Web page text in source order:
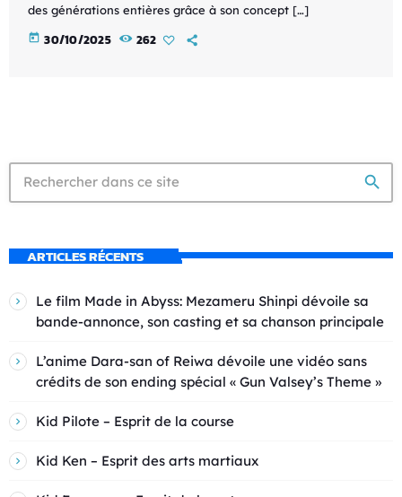
des générations entières grâce à son concept […]
today 30/10/2025 262
search
ARTICLES RÉCENTS
Le film Made in Abyss: Mezameru Shinpi dévoile sa
bande-annonce, son casting et sa chanson principale
L’anime Dara-san of Reiwa dévoile une vidéo sans
crédits de son ending spécial « Gun Valsey’s Theme »
Kid Pilote – Esprit de la course
Kid Ken – Esprit des arts martiaux